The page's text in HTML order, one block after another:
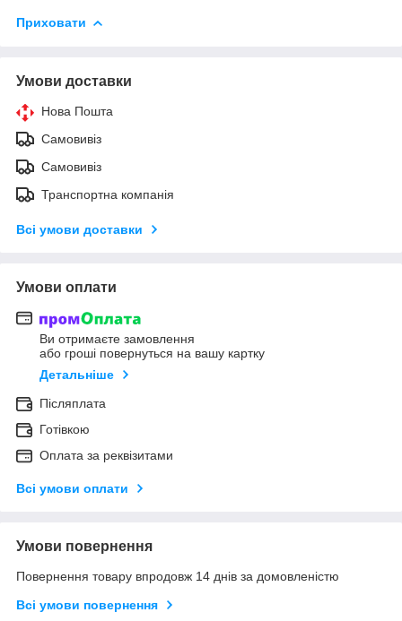
Приховати
Умови доставки
Нова Пошта
Самовивіз
Самовивіз
Транспортна компанія
Всі умови доставки
Умови оплати
Ви отримаєте замовлення
або гроші повернуться на вашу картку
Детальніше
Післяплата
Готівкою
Оплата за реквізитами
Всі умови оплати
Умови повернення
Повернення товару впродовж 14 днів за домовленістю
Всі умови повернення